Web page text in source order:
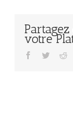
votre
Facebook
Twitter